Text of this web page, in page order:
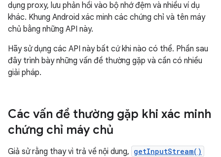
dụng proxy, lưu phản hồi vào bộ nhớ đệm và nhiều ví dụ
khác. Khung Android xác minh các chứng chỉ và tên máy
chủ bằng những API này.
Hãy sử dụng các API này bất cứ khi nào có thể. Phần sau
đây trình bày những vấn đề thường gặp và cần có nhiều
giải pháp.
Các vấn đề thường gặp khi xác minh
chứng chỉ máy chủ
Giả sử rằng thay vì trả về nội dung, getInputStream()